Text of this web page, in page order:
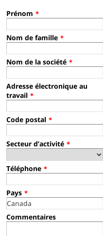
Prénom *
Nom de famille *
Nom de la société *
Adresse électronique au
travail *
Code postal *
Secteur d’activité *
Téléphone *
Pays *
Commentaires